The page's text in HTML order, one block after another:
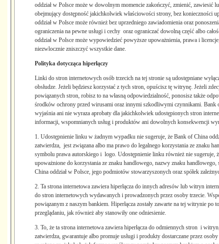
oddział w Polsce może w dowolnym momencie zakończyć, zmienić, zawiesić
obejmujący dostępność jakichkolwiek właściowości strony, bez konieczności
oddział w Polsce może również bez uprzedniego zawiadomienia oraz
ograniczenia na pewne usługi i cechy oraz ograniczać dowolną część albo
oddział w Polsce może wypowiedzieć powyższe upoważnienia, prawa i
niezwlocznie zniszczyć wszystkie dane.
Polityka dotycząca hiperłączy
Linki do stron internetowych osób trzecich na tej stronie są udostępniane
obsłudze. Jeżeli będziesz korzystać z tych stron, opuścisz tę witrynę. Jeżeli
powiązanych stron, robisz to na własną odpowiedzialność, ponosisz także
środków ochrony przed wirusami oraz innymi szkodliwymi czynnikami. Bank
wyjaśnia ani nie wyraza aprobaty dla jakichkolwiek udostępionych stron
informacji, wspomnianych usług i produktów ani dowolnych konsekwencji
1. Udostępnienie linku w żadnym wypadku nie sugeruje, że Bank of China
zatwierdza, jest związana albo ma prawo do legalnego korzystania ze znaku
symbolu prawa autorskiego i logo. Udostępnienie linku również nie sugeruje,
upoważnione do korzystania ze znaku handlowego, nazwy znaku
China oddział w Polsce, jego podmiotów stowarzyszonych oraz spółek
2. Ta strona internetowa zawiera hiperłącza do innych adresów lub witryn
do stron internetowych wydawanych i prowadzonych przez osoby trzecie.
powiązanym z naszym bankiem. Hiperłącza zostały zawarte na tej witrynie
przeglądaniu, jak również aby stanowiły one odniesienie.
3. To, że ta strona internetowa zawiera hiperłącza do odmiennych stron i
zatwierdza, gwarantuje albo promuje usługi i produkty dostarczane przez